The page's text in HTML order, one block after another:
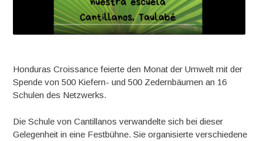
Honduras Croissance feierte den Monat der Umwelt mit der
Spende von 500 Kiefern- und 500 Zedernbäumen an 16
Schulen des Netzwerks.
Die Schule von Cantillanos verwandelte sich bei dieser
Gelegenheit in eine Festbühne. Sie organisierte verschiedene